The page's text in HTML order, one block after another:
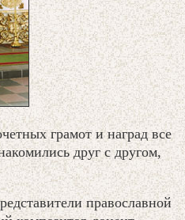
грамот и наград все
друг с другом,
православной